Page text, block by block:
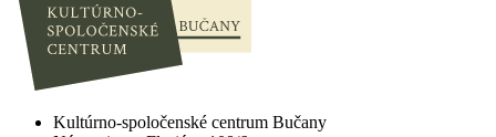
Kultúrno-spoločenské centrum Bučany